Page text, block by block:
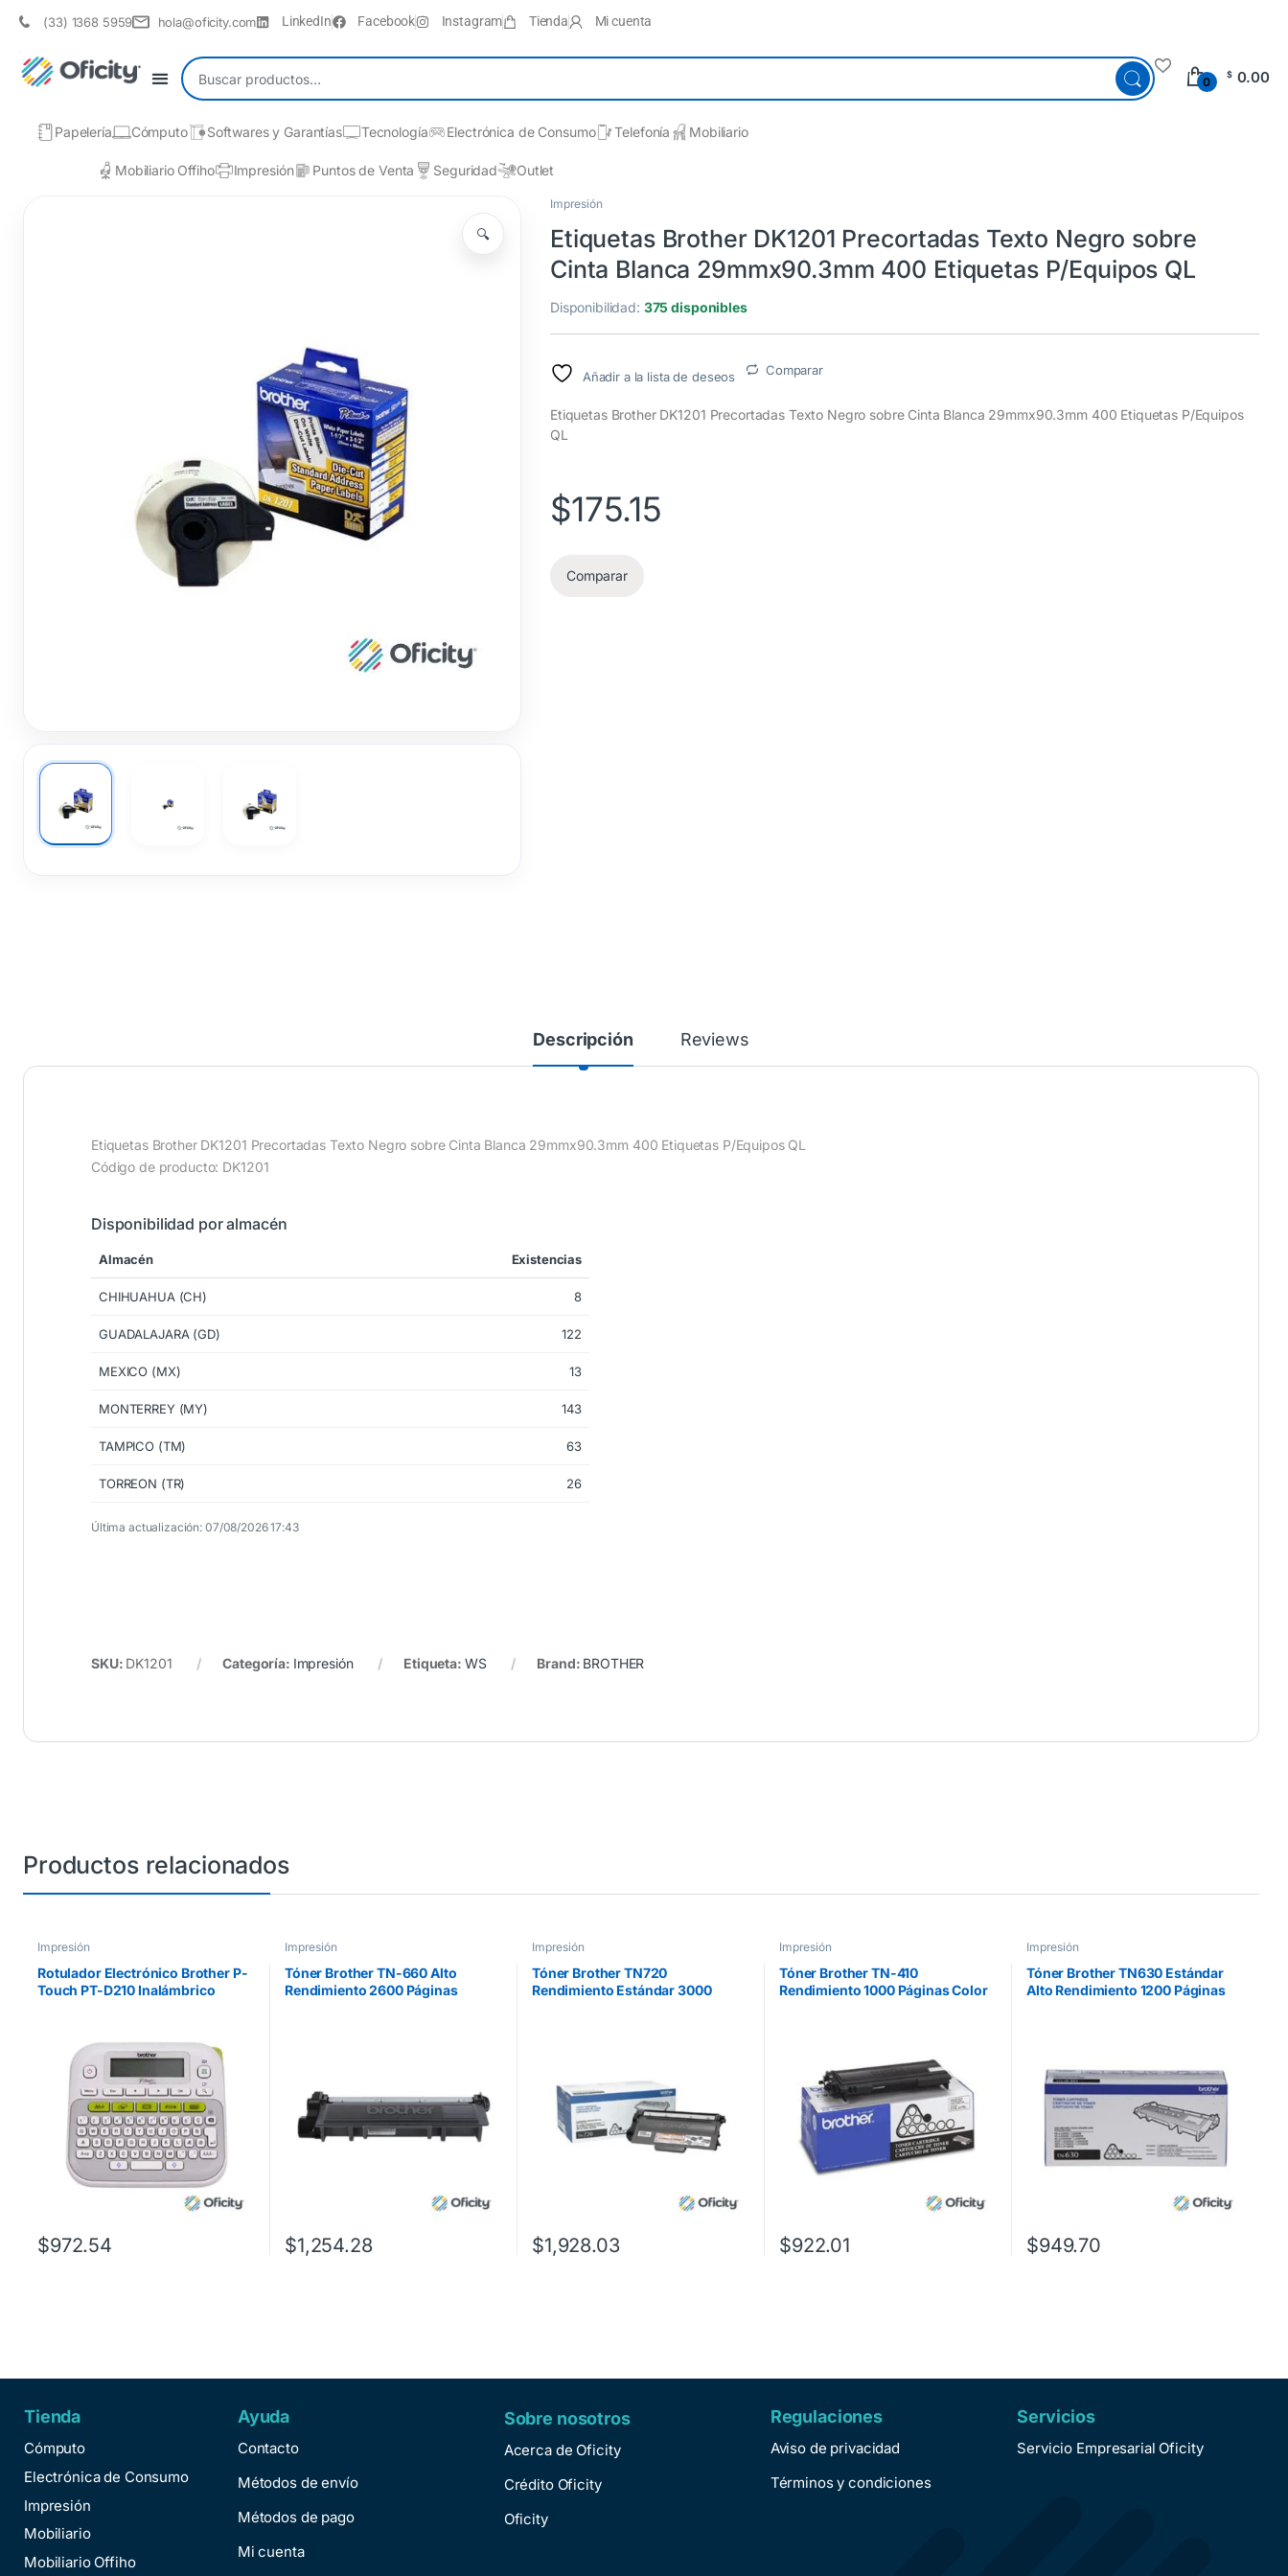
(33) 1368 5959 hola@oficity.com LinkedIn Facebook Instagram Tienda Mi cuenta
0
$ 0.00
Papelería Cómputo Softwares y Garantías Tecnología Electrónica de Consumo Telefonía Mobiliario
Mobiliario Offiho Impresión Puntos de Venta Seguridad Outlet
🔍
Impresión
Etiquetas Brother DK1201 Precortadas Texto Negro sobre
Cinta Blanca 29mmx90.3mm 400 Etiquetas P/Equipos QL
Disponibilidad: 375 disponibles
Añadir a la lista de deseos Comparar
Etiquetas Brother DK1201 Precortadas Texto Negro sobre Cinta Blanca 29mmx90.3mm 400 Etiquetas P/Equipos
QL
$175.15
Comparar
Descripción Reviews
Etiquetas Brother DK1201 Precortadas Texto Negro sobre Cinta Blanca 29mmx90.3mm 400 Etiquetas P/Equipos QL
Código de producto: DK1201
Disponibilidad por almacén
Almacén Existencias
CHIHUAHUA (CH) 8
GUADALAJARA (GD) 122
MEXICO (MX) 13
MONTERREY (MY) 143
TAMPICO (TM) 63
TORREON (TR) 26
Última actualización: 07/08/2026 17:43
SKU: DK1201 Categoría: Impresión Etiqueta: WS Brand: BROTHER
Productos relacionados
Impresión
Rotulador Electrónico Brother P-
Touch PT-D210 Inalámbrico
$972.54
Impresión
Tóner Brother TN-660 Alto
Rendimiento 2600 Páginas
$1,254.28
Impresión
Tóner Brother TN720
Rendimiento Estándar 3000
$1,928.03
Impresión
Tóner Brother TN-410
Rendimiento 1000 Páginas Color
$922.01
Impresión
Tóner Brother TN630 Estándar
Alto Rendimiento 1200 Páginas
$949.70
Tienda
Cómputo
Electrónica de Consumo
Impresión
Mobiliario
Mobiliario Offiho
Ayuda
Contacto
Métodos de envío
Métodos de pago
Mi cuenta
Sobre nosotros
Acerca de Oficity
Crédito Oficity
Oficity
Regulaciones
Aviso de privacidad
Términos y condiciones
Servicios
Servicio Empresarial Oficity